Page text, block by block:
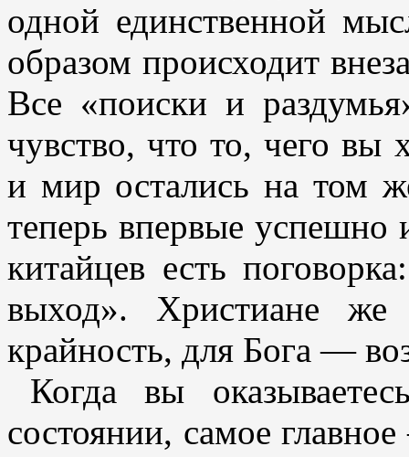
одной единственной
образом происходит
Все «поиски и
чувство, что то, чего вы
и мир остались на том
теперь впервые успешно
китайцев есть
выход». Христиане же
крайность, для Бога —
Когда вы
состоянии, самое